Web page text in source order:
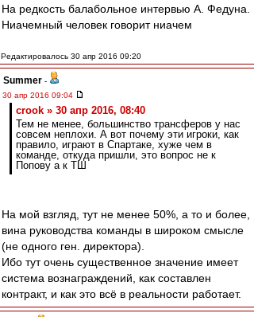
На редкость балабольное интервью А. Федуна.
Ниачемный человек говорит ниачем
Редактировалось 30 апр 2016 09:20
Summer -
30 апр 2016 09:04
crook » 30 апр 2016, 08:40
Тем не менее, большинство трансферов у нас
совсем неплохи. А вот почему эти игроки, как
правило, играют в Спартаке, хуже чем в
команде, откуда пришли, это вопрос не к
Попову а к ТШ
На мой взгляд, тут не менее 50%, а то и более,
вина руководства команды в широком смысле
(не одного ген. директора).
Ибо тут очень существенное значение имеет
система вознаграждений, как составлен
контракт, и как это всё в реальности работает.